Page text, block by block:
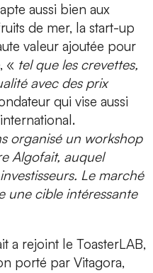
aussi bien aux
de mer, la start-up
valeur ajoutée pour
« tel que les crevettes,
avec des prix
qui vise aussi
organisé un workshop
Algofait, auquel
Le marché
une cible intéressante
a rejoint le ToasterLAB,
porté par Vitagora,